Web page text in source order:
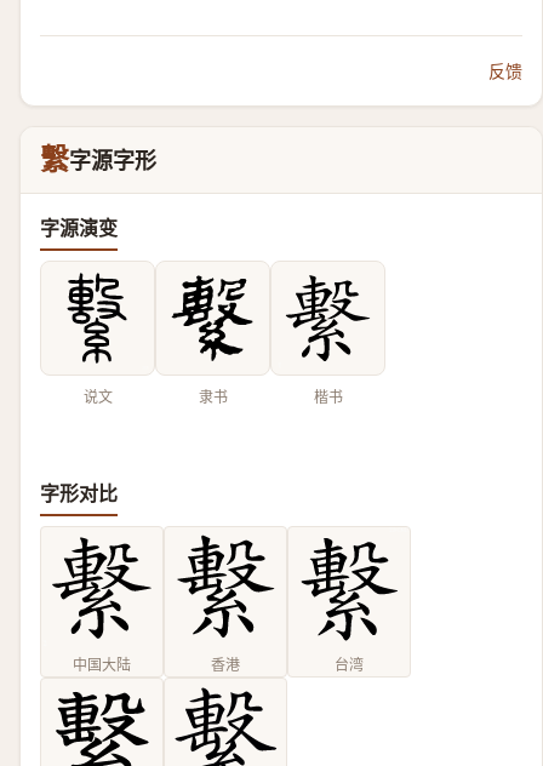
反馈
繫字源字形
字源演变
说文 隶书 楷书
字形对比
中国大陆 香港 台湾